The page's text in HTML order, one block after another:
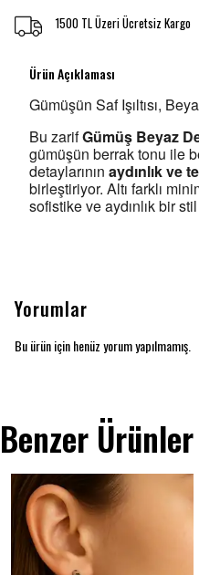
1500 TL Üzeri Ücretsiz Kargo
Ürün Açıklaması
Gümüşün Saf Işıltısı,
Bu zarifGümüş Beyaz
gümüşün berrak tonu ile
detaylarının aydınlık ve
birleştiriyor. Altı farklı
sofistike ve aydınlık bir stil
Yorumlar
Bu ürün için henüz yorum yapılmamış.
Benzer Ürünler